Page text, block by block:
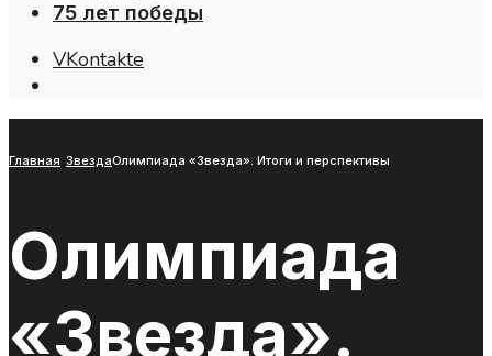
75 лет победы
VKontakte
Главная ЗвездаОлимпиада «Звезда». Итоги и перспективы
Олимпиада
«Звезда».